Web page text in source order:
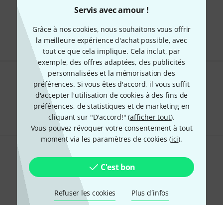
Servis avec amour !
Grâce à nos cookies, nous souhaitons vous offrir
la meilleure expérience d'achat possible, avec
tout ce que cela implique. Cela inclut, par
exemple, des offres adaptées, des publicités
personnalisées et la mémorisation des
préférences. Si vous êtes d'accord, il vous suffit
d'accepter l'utilisation de cookies à des fins de
préférences, de statistiques et de marketing en
cliquant sur "D'accord!" (afficher tout).
Vous pouvez révoquer votre consentement à tout
moment via les paramètres de cookies (ici).
C'est bon
Refuser les cookies Plus d´infos
Envoi gratuit à partir de 69 €
Les prix sont indiqués avec TVA comprise
Aimez-vous ce que vous voyez ?
Partager Aide et commentaires
Newsletters Thomann